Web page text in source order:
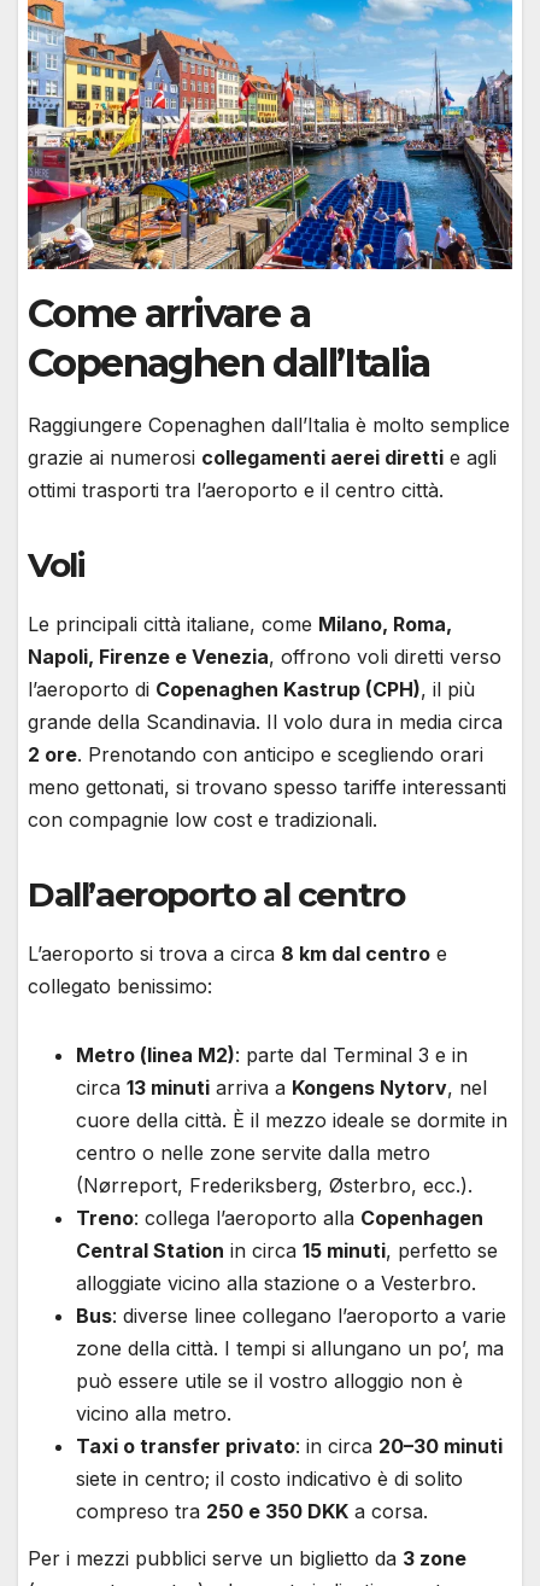
Come arrivare a
Copenaghen dall’Italia
Raggiungere Copenaghen dall’Italia è molto semplice
grazie ai numerosi collegamenti aerei diretti e agli
ottimi trasporti tra l’aeroporto e il centro città.
Voli
Le principali città italiane, come Milano, Roma,
Napoli, Firenze e Venezia, offrono voli diretti verso
l’aeroporto di Copenaghen Kastrup (CPH), il più
grande della Scandinavia. Il volo dura in media circa
2 ore. Prenotando con anticipo e scegliendo orari
meno gettonati, si trovano spesso tariffe interessanti
con compagnie low cost e tradizionali.
Dall’aeroporto al centro
L’aeroporto si trova a circa 8 km dal centro e
collegato benissimo:
Metro (linea M2): parte dal Terminal 3 e in
circa 13 minuti arriva a Kongens Nytorv, nel
cuore della città. È il mezzo ideale se dormite in
centro o nelle zone servite dalla metro
(Nørreport, Frederiksberg, Østerbro, ecc.).
Treno: collega l’aeroporto alla Copenhagen
Central Station in circa 15 minuti, perfetto se
alloggiate vicino alla stazione o a Vesterbro.
Bus: diverse linee collegano l’aeroporto a varie
zone della città. I tempi si allungano un po’, ma
può essere utile se il vostro alloggio non è
vicino alla metro.
Taxi o transfer privato: in circa 20–30 minuti
siete in centro; il costo indicativo è di solito
compreso tra 250 e 350 DKK a corsa.
Per i mezzi pubblici serve un biglietto da 3 zone